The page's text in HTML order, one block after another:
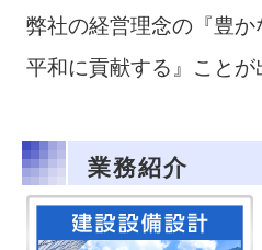
弊社の経営理念の『豊
平和に貢献する』ことが
業務紹介